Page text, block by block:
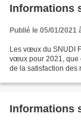
Informations
Publié le 05/01/2021
Les vœux du SNUDI
vœux pour 2021, que
de la satisfaction des
Informations